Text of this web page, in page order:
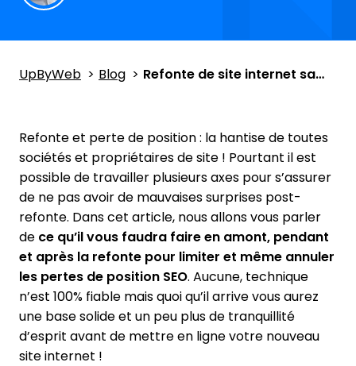
UpByWeb Blog Refonte de site internet sans perdre de position : comment faire ?
Refonte et perte de position : la hantise de toutes
sociétés et propriétaires de site ! Pourtant il est
possible de travailler plusieurs axes pour s’assurer
de ne pas avoir de mauvaises surprises post-
refonte. Dans cet article, nous allons vous parler
de ce qu’il vous faudra faire en amont, pendant
et après la refonte pour limiter et même annuler
les pertes de position SEO. Aucune, technique
n’est 100% fiable mais quoi qu’il arrive vous aurez
une base solide et un peu plus de tranquillité
d’esprit avant de mettre en ligne votre nouveau
site internet !